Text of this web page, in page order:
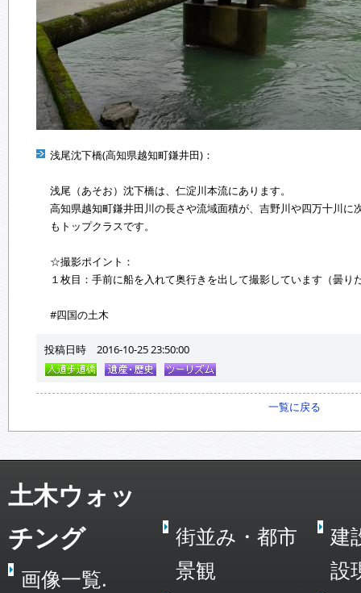
浅尾沈下橋(高知県越知町鎌井田)：
浅尾（あそお）沈下橋は、仁淀川本流にあります。
高知県越知町鎌井田川の長さや流域面積が、吉野川や四万十川に
もトップクラスです。
☆撮影ポイント：
１枚目：手前に船を入れて奥行きを出して撮影しています（曇り
#四国の土木
投稿日時 2016-10-25 23:50:00
一覧に戻る
土木ウォッ
チング
画像一覧.
街並み・都市
景観
建
設